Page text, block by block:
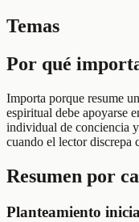
Temas
Por qué
Importa porque resume
espiritual debe apoyarse
individual de conciencia
cuando el lector discrepa
Resumen por
Planteamiento